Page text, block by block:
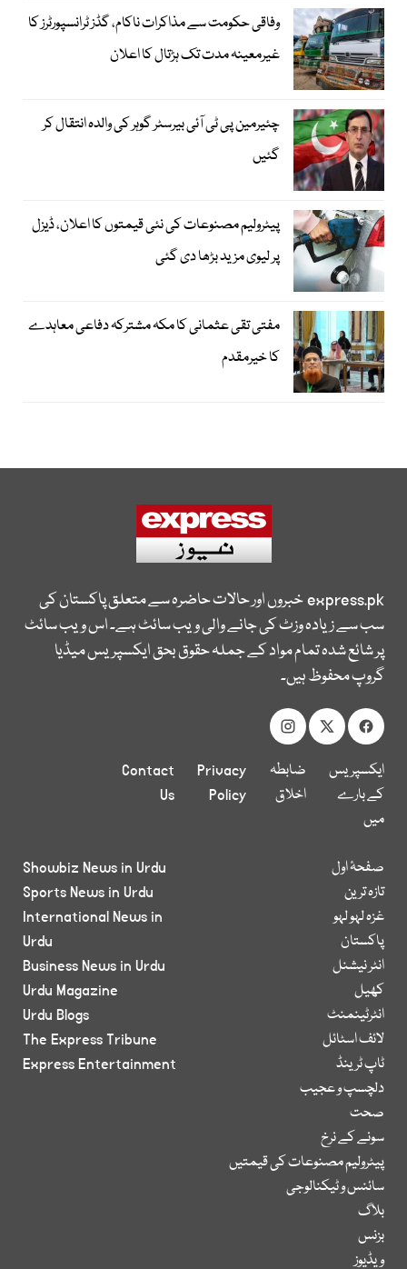
وفاقی حکومت سے مذاکرات ناکام، گڈز ٹرانسپورٹرز کا
غیرمعینہ مدت تک ہڑتال کا اعلان
چئیرمین پی ٹی آئی بیرسٹر گوہر کی والدہ انتقال کر
گئیں
پیٹرولیم مصنوعات کی نئی قیمتوں کا اعلان، ڈیزل
پر لیوی مزید بڑھا دی گئی
مفتی تقی عثمانی کا مکہ مشترکہ دفاعی معاہدے
کا خیرمقدم
express.pkخبروں اور حالات حاضرہ سے متعلق پاکستان کی
سب سے زیادہ وزٹ کی جانے والی ویب سائٹ ہے۔ اس ویب سائٹ
پر شائع شدہ تمام مواد کے جملہ حقوق بحق ایکسپریس میڈیا
گروپ محفوظ ہیں۔
ایکسپریس
کے بارے
میں
ضابطہ
اخلاق
Privacy
Policy
Contact
Us
صفحۂ اول
تازہ ترین
غزہ لہو لہو
پاکستان
انٹر نیشنل
کھیل
انٹرٹینمنٹ
لائف اسٹائل
ٹاپ ٹرینڈ
دلچسپ و عجیب
صحت
سونے کے نرخ
پیٹرولیم مصنوعات کی قیمتیں
سائنس و ٹیکنالوجی
بلاگ
بزنس
ویڈیوز
Showbiz News in Urdu
Sports News in Urdu
International News in
Urdu
Business News in Urdu
Urdu Magazine
Urdu Blogs
The Express Tribune
Express Entertainment